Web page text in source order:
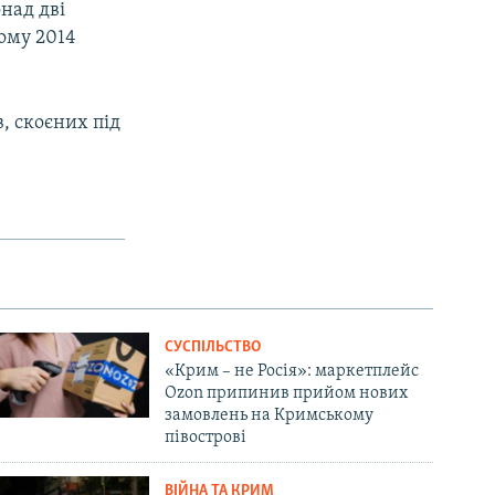
дві
2014
скоєних під
СУСПІЛЬСТВО
«Крим – не Росія»: маркетплейс
Ozon припинив прийом нових
замовлень на Кримському
півострові
ВІЙНА ТА КРИМ